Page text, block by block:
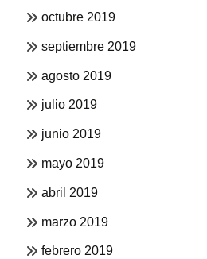
octubre 2019
septiembre 2019
agosto 2019
julio 2019
junio 2019
mayo 2019
abril 2019
marzo 2019
febrero 2019